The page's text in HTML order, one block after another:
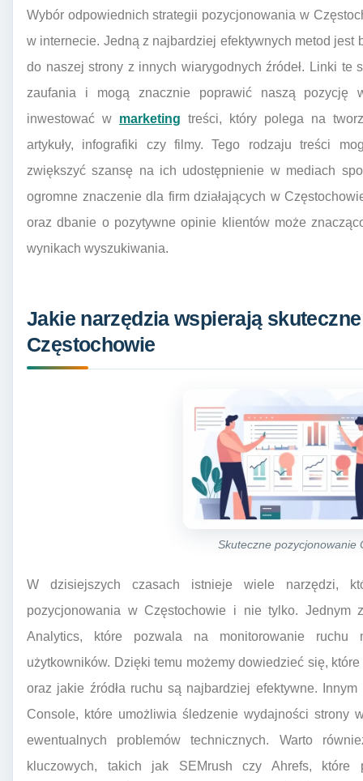
Wybór odpowiednich strategii pozycjonowania w
w internecie. Jedną z najbardziej efektywnych metod
do naszej strony z innych wiarygodnych źródeł. Linki te
zaufania i mogą znacznie poprawić naszą pozycję
inwestować w marketing treści, który polega na
artykuły, infografiki czy filmy. Tego rodzaju treści
zwiększyć szansę na ich udostępnienie w mediach
ogromne znaczenie dla firm działających w
oraz dbanie o pozytywne opinie klientów może
wynikach wyszukiwania.
Jakie narzędzia wspierają
Częstochowie
Skuteczne pozycjonowanie
W dzisiejszych czasach istnieje wiele narzędzi,
pozycjonowania w Częstochowie i nie tylko. Jednym
Analytics, które pozwala na monitorowanie ruchu
użytkowników. Dzięki temu możemy dowiedzieć się,
oraz jakie źródła ruchu są najbardziej efektywne.
Console, które umożliwia śledzenie wydajności strony
ewentualnych problemów technicznych. Warto
kluczowych, takich jak SEMrush czy Ahrefs, które